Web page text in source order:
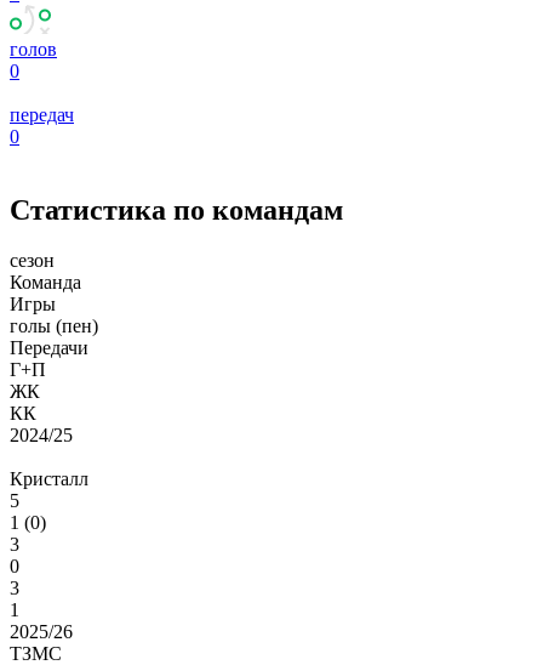
голов
0
передач
0
Статистика по командам
сезон
Команда
Игры
голы (пен)
Передачи
Г+П
ЖК
КК
2024/25
Кристалл
5
1 (0)
3
0
3
1
2025/26
ТЗМС